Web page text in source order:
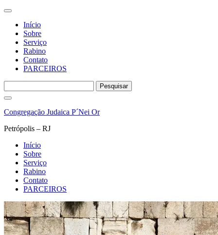
Início
Sobre
Serviço
Rabino
Contato
PARCEIROS
por:
Pular
o
Congregação Judaica P´Nei Or
Petrópolis – RJ
Início
Sobre
Serviço
Rabino
Contato
PARCEIROS